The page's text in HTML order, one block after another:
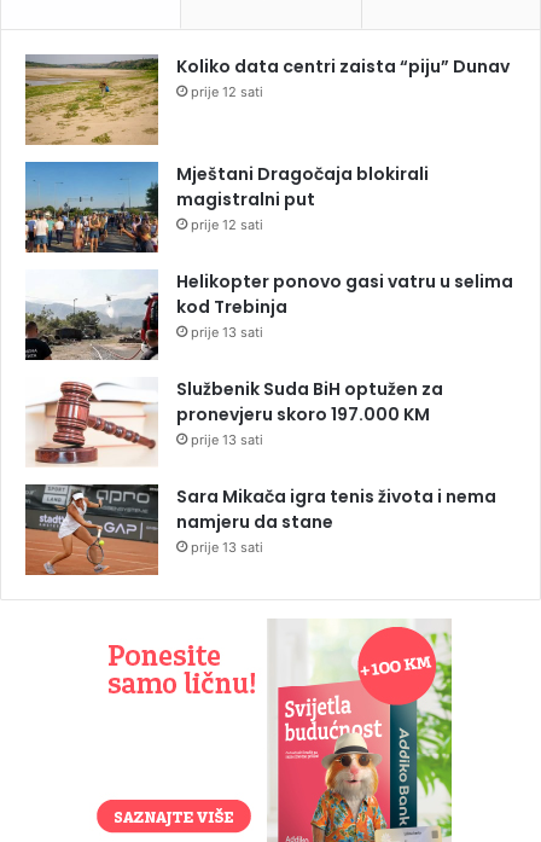
Koliko data centri zaista “piju” Dunav
prije 12 sati
Mještani Dragočaja blokirali
magistralni put
prije 12 sati
Helikopter ponovo gasi vatru u selima
kod Trebinja
prije 13 sati
Službenik Suda BiH optužen za
pronevjeru skoro 197.000 KM
prije 13 sati
Sara Mikača igra tenis života i nema
namjeru da stane
prije 13 sati